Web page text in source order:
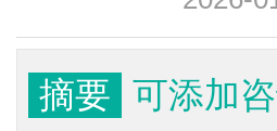
摘要 可添加